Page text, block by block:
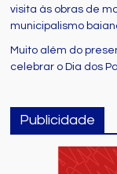
visita às obras de
municipalismo
Muito além do
celebrar o Dia dos
Publicidade